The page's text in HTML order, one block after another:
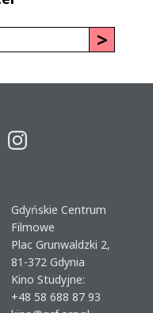
Gdyńskie Centrum
Filmowe
Plac Grunwaldzki 2,
81-372 Gdynia
Kino Studyjne:
+48 58 688 87 93